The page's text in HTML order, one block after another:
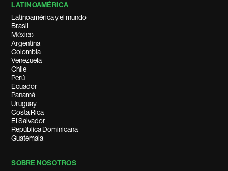
LATINOAMÉRICA
Latinoamérica y el mundo
Brasil
México
Argentina
Colombia
Venezuela
Chile
Perú
Ecuador
Panamá
Uruguay
Costa Rica
El Salvador
República Dominicana
Guatemala
SOBRE NOSOTROS